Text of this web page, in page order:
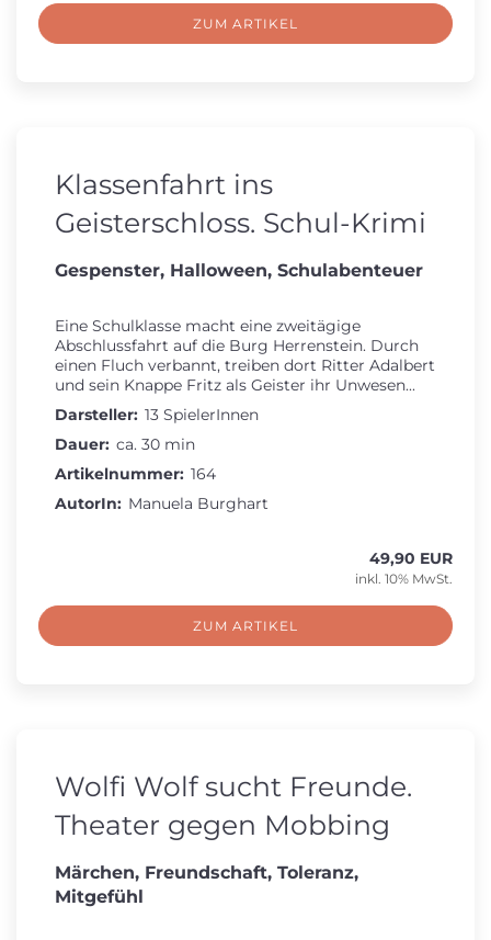
ZUM ARTIKEL
Klassenfahrt ins
Geisterschloss. Schul-Krimi
Gespenster, Halloween, Schulabenteuer
Eine Schulklasse macht eine zweitägige
Abschlussfahrt auf die Burg Herrenstein. Durch
einen Fluch verbannt, treiben dort Ritter Adalbert
und sein Knappe Fritz als Geister ihr Unwesen...
Darsteller: 13 SpielerInnen
Dauer: ca. 30 min
Artikelnummer: 164
AutorIn: Manuela Burghart
49,90 EUR
inkl. 10% MwSt.
ZUM ARTIKEL
Wolfi Wolf sucht Freunde.
Theater gegen Mobbing
Märchen, Freundschaft, Toleranz,
Mitgefühl